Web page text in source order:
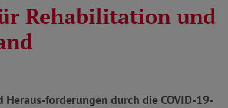
Rehabilitation und
forderungen durch die COVID-19-